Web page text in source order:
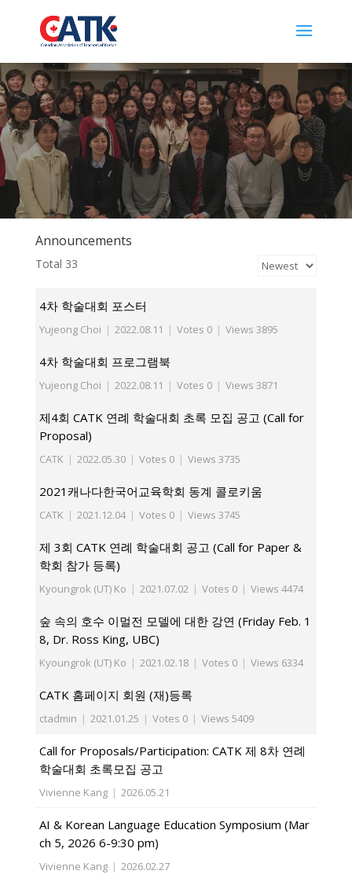
Announcements
Total 33
4차 학술대회 포스터
Yujeong Choi | 2022.08.11 | Votes 0 | Views 3895
4차 학술대회 프로그램북
Yujeong Choi | 2022.08.11 | Votes 0 | Views 3871
제4회 CATK 연례 학술대회 초록 모집 공고 (Call for
Proposal)
CATK | 2022.05.30 | Votes 0 | Views 3735
2021캐나다한국어교육학회 동계 콜로키움
CATK | 2021.12.04 | Votes 0 | Views 3745
제 3회 CATK 연례 학술대회 공고 (Call for Paper &
학회 참가 등록)
Kyoungrok (UT) Ko | 2021.07.02 | Votes 0 | Views 4474
숲 속의 호수 이멀전 모델에 대한 강연 (Friday Feb. 1
8, Dr. Ross King, UBC)
Kyoungrok (UT) Ko | 2021.02.18 | Votes 0 | Views 6334
CATK 홈페이지 회원 (재)등록
ctadmin | 2021.01.25 | Votes 0 | Views 5409
Call for Proposals/Participation: CATK 제 8차 연례
학술대회 초록모집 공고
Vivienne Kang | 2026.05.21
AI & Korean Language Education Symposium (Mar
ch 5, 2026 6-9:30 pm)
Vivienne Kang | 2026.02.27